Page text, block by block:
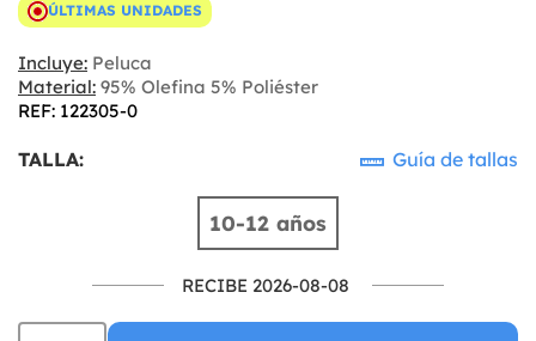
ÚLTIMAS UNIDADES
Incluye: Peluca
Material: 95% Olefina 5% Poliéster
REF: 122305-0
TALLA: Guía de tallas
10-12 años
RECIBE 2026-08-08